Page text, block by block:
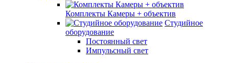
Комплекты Камеры + объектив
Студийное
оборудование
Постоянный свет
Импульсный свет